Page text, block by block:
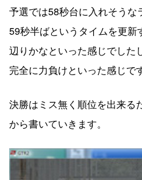
予選では58秒台に入れそう
59秒半ばというタイムを更
辺りかなといった感じでした
完全に力負けといった感じです
決勝はミス無く順位を出来る
から書いていきます。